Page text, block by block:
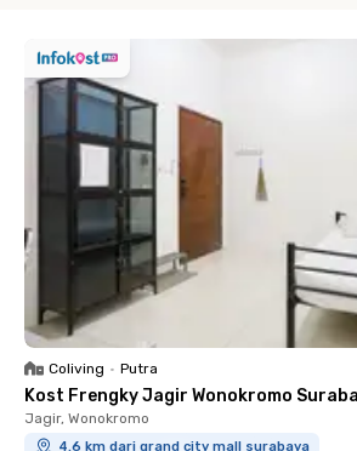
Coliving • Putra
Kost Frengky Jagir Wonokromo
Jagir, Wonokromo
4.6 km dari grand city mall surabaya